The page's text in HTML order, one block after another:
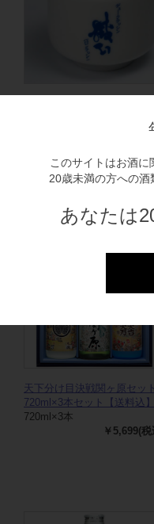
このサイトはお酒に
20歳未満の方への酒
あなたは
テッシンのオリジナル利き
口です。
天下分け目決戦関ヶ原セット
720ml×3本セット【送料込】
720ml×3本
￥5,699(